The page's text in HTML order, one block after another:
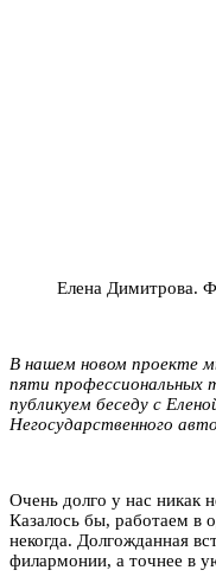
Елена Димитрова.
В нашем новом проекте
пяти профессиональных
публикуем беседу с
Негосударственного
Очень долго у нас никак
Казалось бы, работаем в
некогда. Долгожданная
филармонии, а точнее в